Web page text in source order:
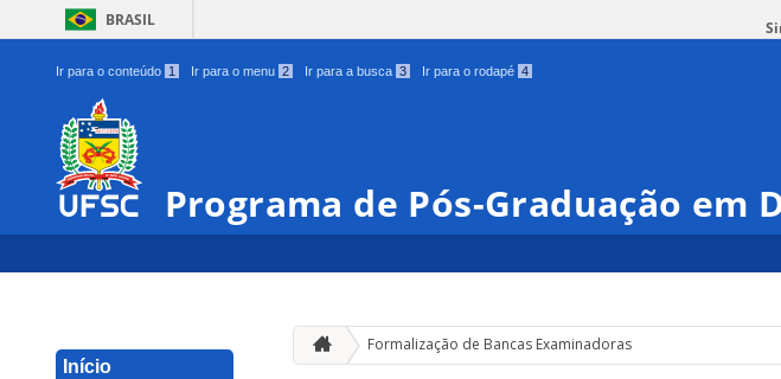
BRASIL
Ir para o conteúdo 1 Ir para o menu 2 Ir para a busca 3 Ir para o rodapé 4
Programa de Pós-Graduação em
Início
Formalização de Bancas Examinadoras